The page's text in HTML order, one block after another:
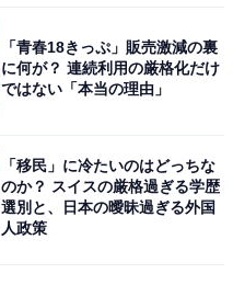
「青春18きっぷ」販売激減の裏
に何が？ 連続利用の厳格化だけ
ではない「本当の理由」
「移民」に冷たいのはどっちな
のか？ スイスの厳格過ぎる学歴
選別と、日本の曖昧過ぎる外国
人政策